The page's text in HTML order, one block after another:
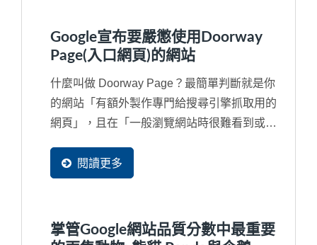
Google宣布要嚴懲使用Doorway
Page(入口網頁)的網站
什麼叫做 Doorway Page？最簡單判斷就是你
的網站「有額外製作專門給搜尋引擎抓取用的
網頁」，且在「一般瀏覽網站時很難看到或甚
（Domain...
閱讀更多
掌管Google網站品質分數中最重要